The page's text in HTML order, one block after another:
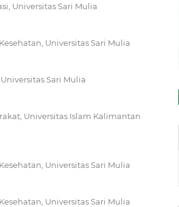
Universitas Sari Mulia
Universitas Sari Mulia
Sari Mulia
Universitas Islam Kalimantan
Universitas Sari Mulia
Universitas Sari Mulia